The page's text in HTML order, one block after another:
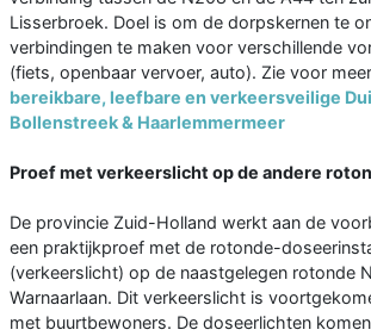
Lisserbroek. Doel is om de dorpskernen te
verbindingen te maken voor verschillende
(fiets, openbaar vervoer, auto). Zie voor
bereikbare, leefbare en verkeersveilige
Bollenstreek & Haarlemmermeer
Proef met verkeerslicht op de andere
De provincie Zuid-Holland werkt aan de
een praktijkproef met de rotonde-
(verkeerslicht) op de naastgelegen rotonde
Warnaarlaan. Dit verkeerslicht is
met buurtbewoners. De doseerlichten